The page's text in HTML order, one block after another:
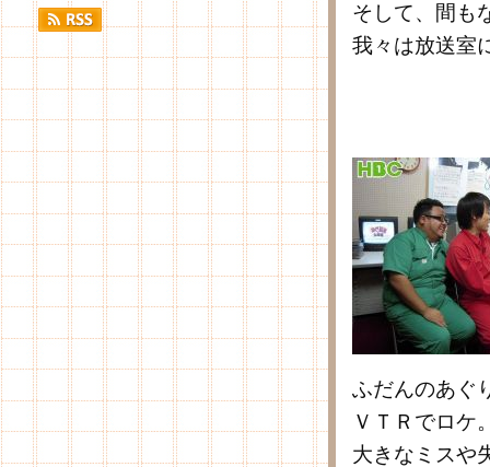
そして、間も
我々は放送室
ふだんのあぐ
ＶＴＲでロケ
大きなミスや